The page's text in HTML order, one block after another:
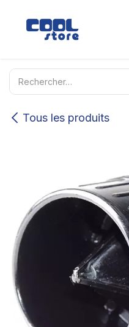
Tous les produits